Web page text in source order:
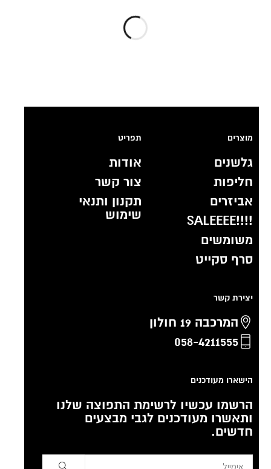
מוצרים
גלשנים
חליפות
אביזרים
!!!!SALEEEE
משומשים
סרף סקייט
תפריט
אודות
צור קשר
תקנון ותנאי
שימוש
יצירת קשר
המרכבה 19 חולון
058-4211555
הישארו מעודכנים
הרשמו עכשיו לרשימת התפוצה שלנו
ותאשרו מעודכנים לגבי מבצעים
חדשים.